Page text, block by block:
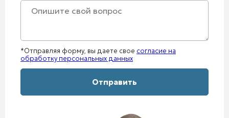
*Отправляя форму, вы даете свое согласие на
обработку персональных данных